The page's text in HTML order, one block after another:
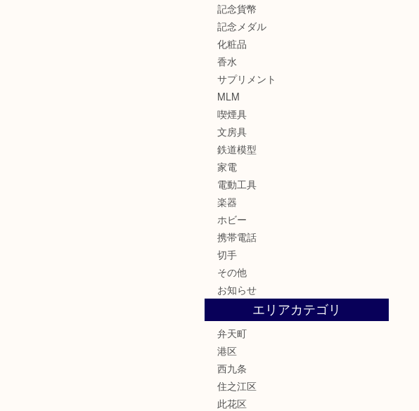
記念貨幣
記念メダル
化粧品
香水
サプリメント
MLM
喫煙具
文房具
鉄道模型
家電
電動工具
楽器
ホビー
携帯電話
切手
その他
お知らせ
エリアカテゴリ
弁天町
港区
西九条
住之江区
此花区